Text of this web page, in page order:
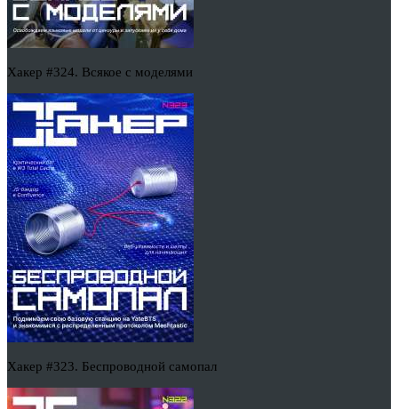
Хакер #324. Всякое с моделями
Хакер #323. Беспроводной самопал